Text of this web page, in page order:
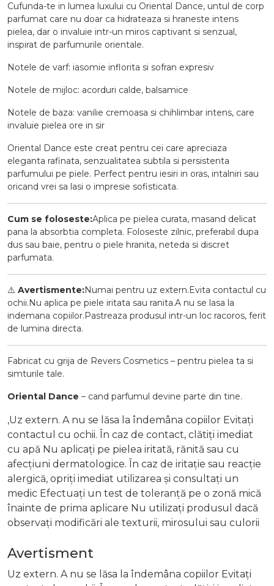
Cufunda-te in lumea luxului cu Oriental Dance, untul de corp
parfumat care nu doar ca hidrateaza si hraneste intens
pielea, dar o invaluie intr-un miros captivant si senzual,
inspirat de parfumurile orientale.
Notele de varf: iasomie inflorita si sofran expresiv
Notele de mijloc: acorduri calde, balsamice
Notele de baza: vanilie cremoasa si chihlimbar intens, care
invaluie pielea ore in sir
Oriental Dance este creat pentru cei care apreciaza
eleganta rafinata, senzualitatea subtila si persistenta
parfumului pe piele. Perfect pentru iesiri in oras, intalniri sau
oricand vrei sa lasi o impresie sofisticata.
Cum se foloseste:Aplica pe pielea curata, masand delicat
pana la absorbtia completa. Foloseste zilnic, preferabil dupa
dus sau baie, pentru o piele hranita, neteda si discret
parfumata.
⚠️ Avertismente:Numai pentru uz extern.Evita contactul cu
ochii.Nu aplica pe piele iritata sau ranita.A nu se lasa la
indemana copiilor.Pastreaza produsul intr-un loc racoros, ferit
de lumina directa.
Fabricat cu grija de Revers Cosmetics – pentru pielea ta si
simturile tale.
Oriental Dance – cand parfumul devine parte din tine.
,Uz extern. A nu se lăsa la îndemâna copiilor Evitați
contactul cu ochii. În caz de contact, clătiți imediat
cu apă Nu aplicați pe pielea iritată, rănită sau cu
afecțiuni dermatologice. În caz de iritație sau reacție
alergică, opriți imediat utilizarea și consultați un
medic Efectuați un test de toleranță pe o zonă mică
înainte de prima aplicare Nu utilizați produsul dacă
observați modificări ale texturii, mirosului sau culorii
Avertisment
Uz extern. A nu se lăsa la îndemâna copiilor Evitați